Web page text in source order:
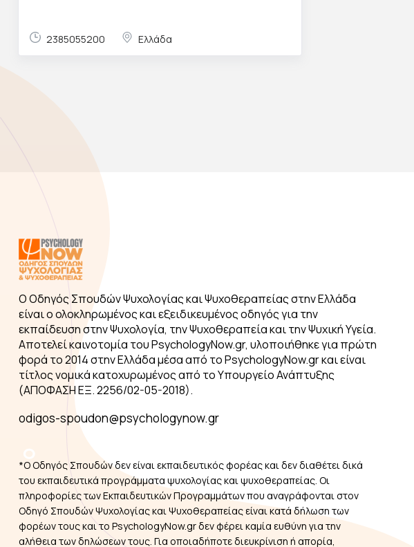
2385055200 Ελλάδα
Ο Οδηγός Σπουδών Ψυχολογίας και Ψυχοθεραπείας στην Ελλάδα
είναι ο ολοκληρωμένος και εξειδικευμένος οδηγός για την
εκπαίδευση στην Ψυχολογία, την Ψυχοθεραπεία και την Ψυχική Υγεία.
Αποτελεί καινοτομία του PsychologyNow.gr, υλοποιήθηκε για πρώτη
φορά το 2014 στην Ελλάδα μέσα από το PsychologyNow.gr και είναι
τίτλος νομικά κατοχυρωμένος από το Υπουργείο Ανάπτυξης
(ΑΠΟΦΑΣΗ ΕΞ. 2256/02-05-2018).
odigos-spoudon@psychologynow.gr
*Ο Οδηγός Σπουδών δεν είναι εκπαιδευτικός φορέας και δεν διαθέτει δικά
του εκπαιδευτικά προγράμματα ψυχολογίας και ψυχοθεραπείας. Οι
πληροφορίες των Εκπαιδευτικών Προγραμμάτων που αναγράφονται στον
Οδηγό Σπουδών Ψυχολογίας και Ψυχοθεραπείας είναι κατά δήλωση των
φορέων τους και το PsychologyNow.gr δεν φέρει καμία ευθύνη για την
αλήθεια των δηλώσεων τους. Για οποιαδήποτε διευκρίνιση ή απορία,